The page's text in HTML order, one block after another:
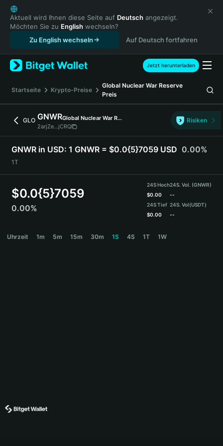
English
日本語
Tiếng Việt
Русский
Español (Latinoamérica)
Türkçe
Français
Deutsch
繁體中文
Português (Portugal)
Bahasa Indonesia
ภาษาไทย
हिन्दी
Español
Português (Brasil)
Aktuell wird Ihnen diese Seite auf Deutsch angezeigt.
Möchten Sie zu English wechseln?
Zu English wechseln
Auf Deutsch fortfahren
Jetzt herunterladen
Startseite Krypto-Preise
Global Nuclear War Reserve
Preis
GLO GNWR
Global Nuclear War Reserve
2arjZe...jCRQ
Risiken
GNWR in USD: 1 GNWR = $0.0{5}7059 USD 0.00%
1T
$0.0{5}7059
0.00%
24S Hoch
$0.00
24S Tief
$0.00
24S. Vol. (GNWR)
--
24S. Vol(USDT)
--
Uhrzeit 1m 5m 15m 30m 1S 4S 1T 1W